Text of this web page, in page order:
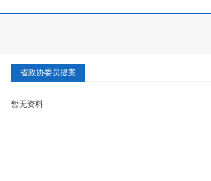
省政协委员提案
暂无资料